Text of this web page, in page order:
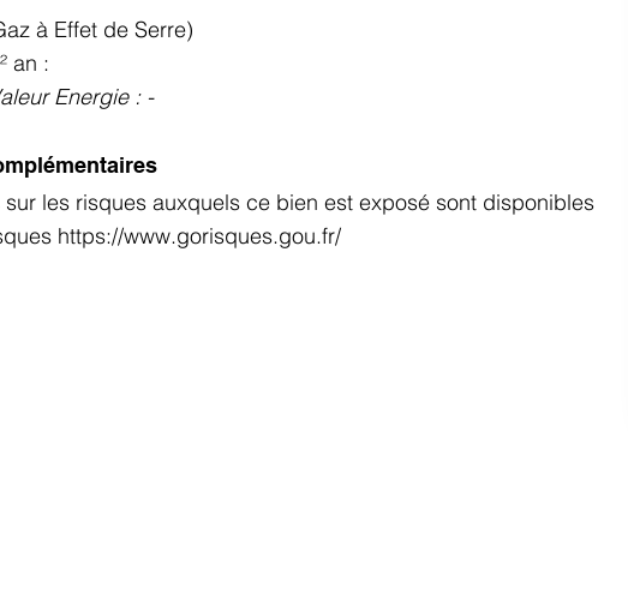
à Effet de Serre)
an :
Energie : -
sur les risques auxquels ce bien est exposé sont disponibles
https://www.gorisques.gou.fr/